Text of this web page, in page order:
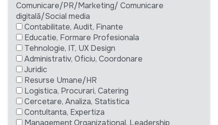
Comunicare/PR/Marketing/ Comunicare
digitală/Social media
Contabilitate, Audit, Finante
Educatie, Formare Profesionala
Tehnologie, IT, UX Design
Administrativ, Oficiu, Coordonare
Juridic
Resurse Umane/HR
Logistica, Procurari, Catering
Cercetare, Analiza, Statistica
Contultanta, Expertiza
Management Organizational, Leadership